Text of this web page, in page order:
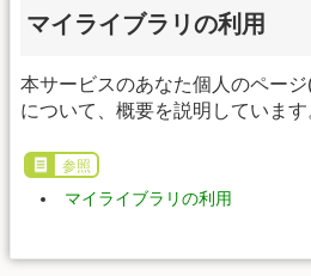
マイライブラリの利用
本サービスのあなた個人のペー
について、概要を説明しています
参照
マイライブラリの利用